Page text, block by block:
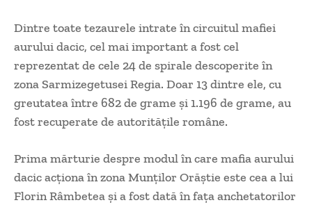
Dintre toate tezaurele intrate în circuitul mafiei
aurului dacic, cel mai important a fost cel
reprezentat de cele 24 de spirale descoperite în
zona Sarmizegetusei Regia. Doar 13 dintre ele, cu
greutatea între 682 de grame şi 1.196 de grame, au
fost recuperate de autorităţile române.
Prima mărturie despre modul în care mafia aurului
dacic acţiona în zona Munţilor Orăştie este cea a lui
Florin Râmbetea şi a fost dată în faţa anchetatorilor